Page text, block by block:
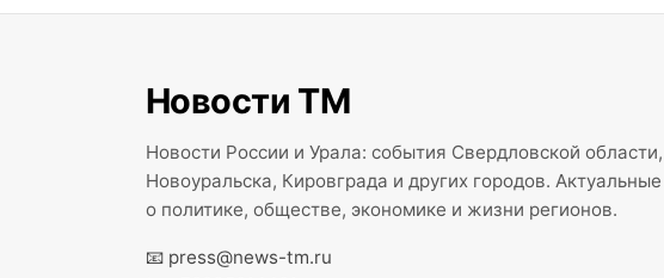
Новости ТМ
Новости России и Урала: события Свердловской
Новоуральска, Кировграда и других городов.
о политике, обществе, экономике и жизни регионов.
📧 press@news-tm.ru